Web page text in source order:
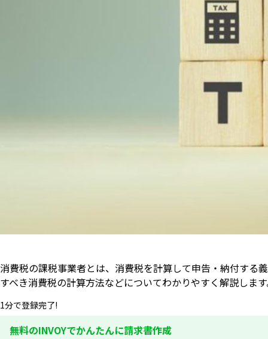
消費税の課税事業者とは、消費税を計算して申告・納付する
すべき消費税の計算方法などについてわかりやすく解説しま
1分で登録完了!
無料のINVOYでかんたんに請求書作成